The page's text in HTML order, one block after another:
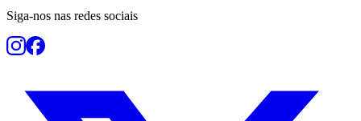
Siga-nos nas redes sociais